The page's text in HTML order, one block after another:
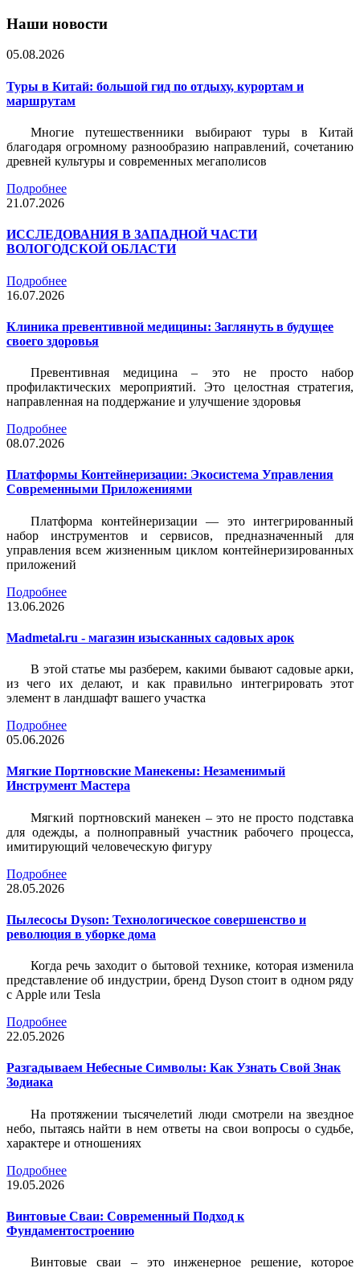
Наши новости
05.08.2026
Туры в Китай: большой гид по отдыху, курортам и
маршрутам
Многие путешественники выбирают туры в Китай
благодаря огромному разнообразию направлений, сочетанию
древней культуры и современных мегаполисов
Подробнее
21.07.2026
ИССЛЕДОВАНИЯ В ЗАПАДНОЙ ЧАСТИ
ВОЛОГОДСКОЙ ОБЛАСТИ
Подробнее
16.07.2026
Клиника превентивной медицины: Заглянуть в будущее
своего здоровья
Превентивная медицина – это не просто набор
профилактических мероприятий. Это целостная стратегия,
направленная на поддержание и улучшение здоровья
Подробнее
08.07.2026
Платформы Контейнеризации: Экосистема Управления
Современными Приложениями
Платформа контейнеризации — это интегрированный
набор инструментов и сервисов, предназначенный для
управления всем жизненным циклом контейнеризированных
приложений
Подробнее
13.06.2026
Madmetal.ru - магазин изысканных садовых арок
В этой статье мы разберем, какими бывают садовые арки,
из чего их делают, и как правильно интегрировать этот
элемент в ландшафт вашего участка
Подробнее
05.06.2026
Мягкие Портновские Манекены: Незаменимый
Инструмент Мастера
Мягкий портновский манекен – это не просто подставка
для одежды, а полноправный участник рабочего процесса,
имитирующий человеческую фигуру
Подробнее
28.05.2026
Пылесосы Dyson: Технологическое совершенство и
революция в уборке дома
Когда речь заходит о бытовой технике, которая изменила
представление об индустрии, бренд Dyson стоит в одном ряду
с Apple или Tesla
Подробнее
22.05.2026
Разгадываем Небесные Символы: Как Узнать Свой Знак
Зодиака
На протяжении тысячелетий люди смотрели на звездное
небо, пытаясь найти в нем ответы на свои вопросы о судьбе,
характере и отношениях
Подробнее
19.05.2026
Винтовые Сваи: Современный Подход к
Фундаментостроению
Винтовые сваи – это инженерное решение, которое